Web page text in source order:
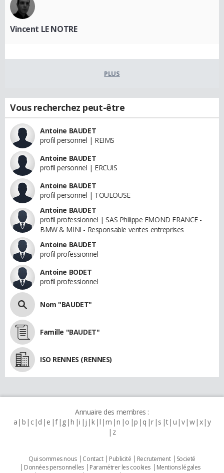
Vincent LE NOTRE
PLUS
Vous recherchez peut-être
Antoine BAUDET
profil personnel | REIMS
Antoine BAUDET
profil personnel | ERCUIS
Antoine BAUDET
profil personnel | TOULOUSE
Antoine BAUDET
profil professionnel | SAS Philippe EMOND FRANCE -
BMW & MINI - Responsable ventes entreprises
Antoine BAUDET
profil professionnel
Antoine BODET
profil professionnel
Nom "BAUDET"
Famille "BAUDET"
ISO RENNES (RENNES)
Annuaire des membres :
a b c d e f g h i j k l m n o p q r s t u v w x y
z
Qui sommes nous Contact Publicité Recrutement
Societé
Données personnelles
Paramétrer les cookies
Mentions légales